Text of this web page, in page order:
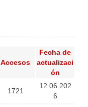
Accesos
Fecha de
actualizaci
ón
1721
12.06.202
6